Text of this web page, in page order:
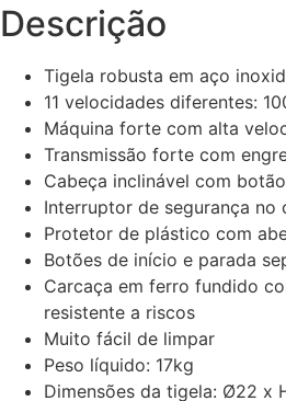
Descrição
Tigela robusta em aço
11 velocidades diferentes:
Máquina forte com alta
Transmissão forte com
Cabeça inclinável com
Interruptor de segurança no
Protetor de plástico com
Botões de início e parada
Carcaça em ferro fundido
resistente a riscos
Muito fácil de limpar
Peso líquido: 17kg
Dimensões da tigela: Ø22 x